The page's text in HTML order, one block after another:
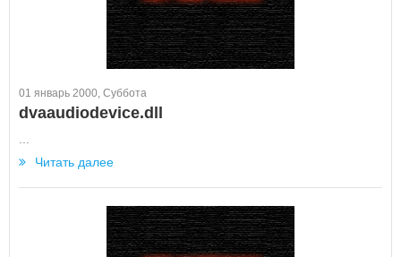
01 январь 2000, Суббота
dvaaudiodevice.dll
Читать далее